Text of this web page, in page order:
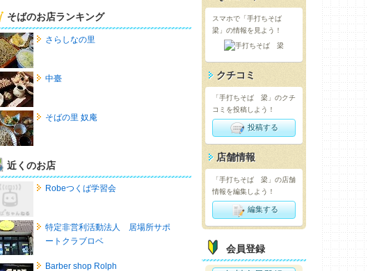
そばのお店ランキング
さらしなの里
中臺
そばの里 奴庵
近くのお店
Robeつくば学習会
特定非営利活動法人 居場所サポ
ートクラブロベ
Barber shop Rolph
スマホで「手打ちそば
梁」の情報を見よう！
クチコミ
「手打ちそば 梁」のクチ
コミを投稿しよう！
投稿する
店舗情報
「手打ちそば 梁」の店舗
情報を編集しよう！
編集する
会員登録